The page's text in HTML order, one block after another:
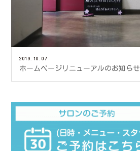
2019.10.07
ホームページリニューアルのお知らせ